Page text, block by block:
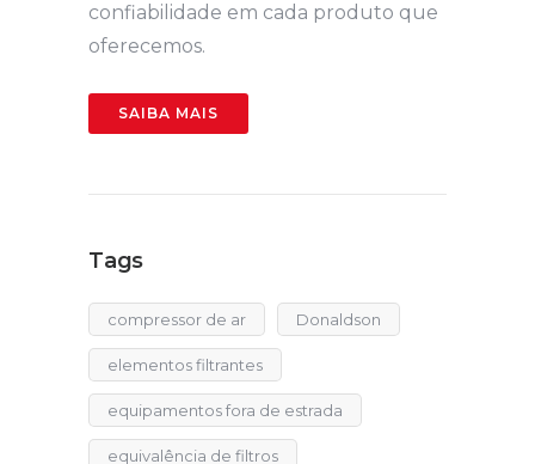
confiabilidade em cada produto que
oferecemos.
SAIBA MAIS
Tags
compressor de ar Donaldson
elementos filtrantes
equipamentos fora de estrada
equivalência de filtros